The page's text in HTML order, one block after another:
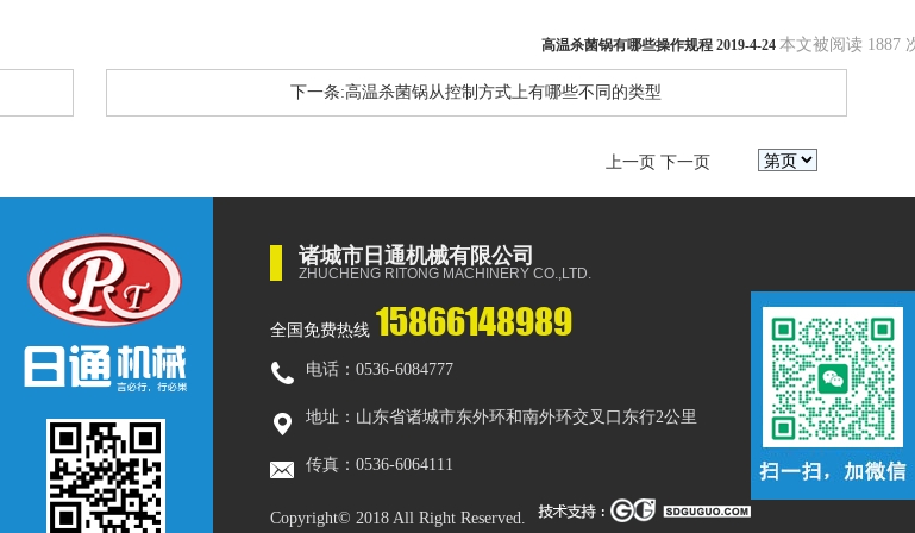
高温杀菌锅有哪些操作规程 2019-4-24 本文被阅读 1887
下一条:高温杀菌锅从控制方式上有哪些不同的类型
上一页 下一页
诸城市日通机械有限公司
ZHUCHENG RITONG MACHINERY CO.,LTD.
全国免费热线 15866148989
电话：0536-6084777
地址：山东省诸城市东外环和南外环交叉口东行2公里
传真：0536-6064111
Copyright© 2018 All Right Reserved.